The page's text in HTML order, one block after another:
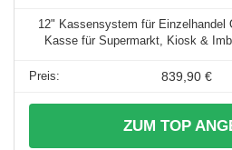
12" Kassensystem für Einzelhandel
Kasse für Supermarkt, Kiosk &
839,90 €
ZUM TOP